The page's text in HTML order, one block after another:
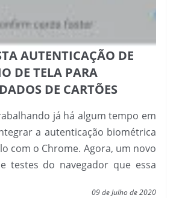
AUTENTICAÇÃO DE
DE TELA PARA
DE CARTÕES
já há algum tempo em
a autenticação biométrica
com o Chrome. Agora, um novo
testes do navegador que essa
09 de Julho de 2020